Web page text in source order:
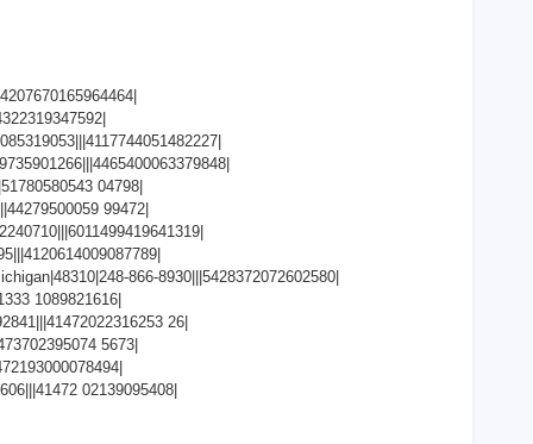
04798|
99472|
866-8930|||5428372072602580|
1089821616|
26|
5673|
02139095408|